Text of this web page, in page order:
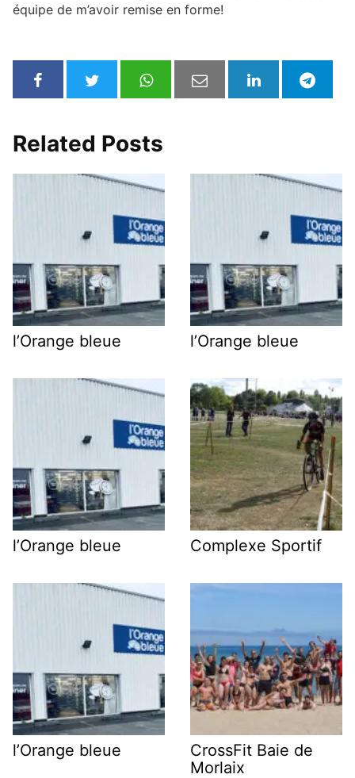
équipe de m’avoir remise en forme!
Related Posts
l’Orange bleue l’Orange bleue
l’Orange bleue Complexe Sportif
l’Orange bleue
CrossFit Baie de
Morlaix